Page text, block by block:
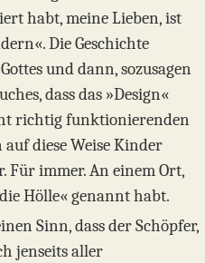
habt, meine Lieben, ist
Die Geschichte
und dann, sozusagen
dass das »Design«
richtig funktionierenden
diese Weise Kinder
Für immer. An einem Ort,
Hölle« genannt habt.
Sinn, dass der Schöpfer,
jenseits aller